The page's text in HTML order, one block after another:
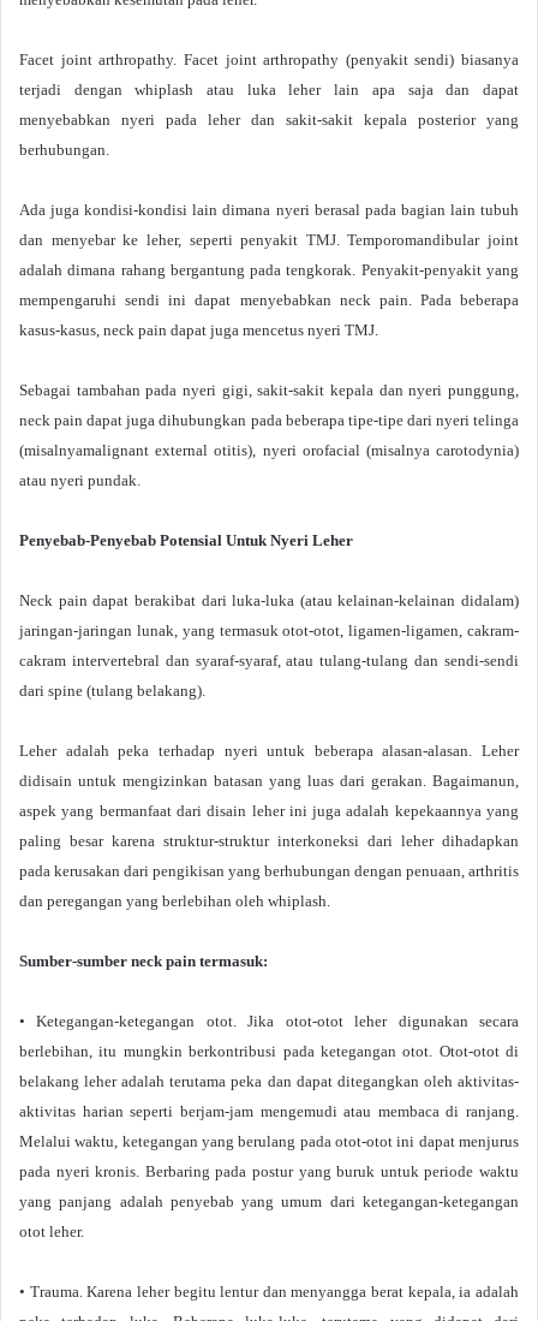
Facet joint arthropathy. Facet joint arthropathy (penyakit sendi) biasanya
terjadi dengan whiplash atau luka leher lain apa saja dan dapat
menyebabkan nyeri pada leher dan sakit-sakit kepala posterior yang
berhubungan.
Ada juga kondisi-kondisi lain dimana nyeri berasal pada bagian lain tubuh
dan menyebar ke leher, seperti penyakit TMJ. Temporomandibular joint
adalah dimana rahang bergantung pada tengkorak. Penyakit-penyakit yang
mempengaruhi sendi ini dapat menyebabkan neck pain. Pada beberapa
kasus-kasus, neck pain dapat juga mencetus nyeri TMJ.
Sebagai tambahan pada nyeri gigi, sakit-sakit kepala dan nyeri punggung,
neck pain dapat juga dihubungkan pada beberapa tipe-tipe dari nyeri telinga
(misalnyamalignant external otitis), nyeri orofacial (misalnya carotodynia)
atau nyeri pundak.
Penyebab-Penyebab Potensial Untuk Nyeri Leher
Neck pain dapat berakibat dari luka-luka (atau kelainan-kelainan didalam)
jaringan-jaringan lunak, yang termasuk otot-otot, ligamen-ligamen, cakram-
cakram intervertebral dan syaraf-syaraf, atau tulang-tulang dan sendi-sendi
dari spine (tulang belakang).
Leher adalah peka terhadap nyeri untuk beberapa alasan-alasan. Leher
didisain untuk mengizinkan batasan yang luas dari gerakan. Bagaimanun,
aspek yang bermanfaat dari disain leher ini juga adalah kepekaannya yang
paling besar karena struktur-struktur interkoneksi dari leher dihadapkan
pada kerusakan dari pengikisan yang berhubungan dengan penuaan, arthritis
dan peregangan yang berlebihan oleh whiplash.
Sumber-sumber neck pain termasuk:
• Ketegangan-ketegangan otot. Jika otot-otot leher digunakan secara
berlebihan, itu mungkin berkontribusi pada ketegangan otot. Otot-otot di
belakang leher adalah terutama peka dan dapat ditegangkan oleh aktivitas-
aktivitas harian seperti berjam-jam mengemudi atau membaca di ranjang.
Melalui waktu, ketegangan yang berulang pada otot-otot ini dapat menjurus
pada nyeri kronis. Berbaring pada postur yang buruk untuk periode waktu
yang panjang adalah penyebab yang umum dari ketegangan-ketegangan
otot leher.
• Trauma. Karena leher begitu lentur dan menyangga berat kepala, ia adalah